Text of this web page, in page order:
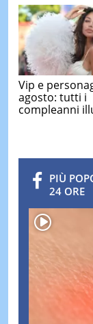
Vip e
agosto: tutti i
compleanni
PIÙ
24 ORE